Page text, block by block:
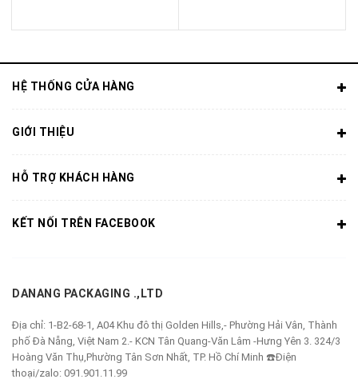
HỆ THỐNG CỬA HÀNG
GIỚI THIỆU
HỖ TRỢ KHÁCH HÀNG
KẾT NỐI TRÊN FACEBOOK
DANANG PACKAGING .,LTD
Địa chỉ: 1-B2-68-1, A04 Khu đô thị Golden Hills,- Phường Hải Vân, Thành
phố Đà Nẵng, Việt Nam 2.- KCN Tân Quang-Văn Lâm -Hưng Yên 3. 324/3
Hoàng Văn Thụ,Phường Tân Sơn Nhất, TP. Hồ Chí Minh ☎️Điện
thoại/zalo: 091.901.11.99